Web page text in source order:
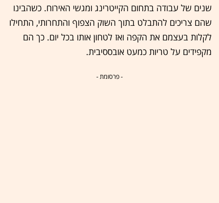
שנים של עבודה בתחום הקייטרינג ומגשי האירוח. כשהבינו
שהם צריכים להתבלט בתוך השוק הצפוף והתחרותי, התחילו
לקלות בעצמם את הקפה ואז לטחון אותו בכל יום. כך הם
מקפידים על טריות כמעט אובססיבית.
- פרסומת -